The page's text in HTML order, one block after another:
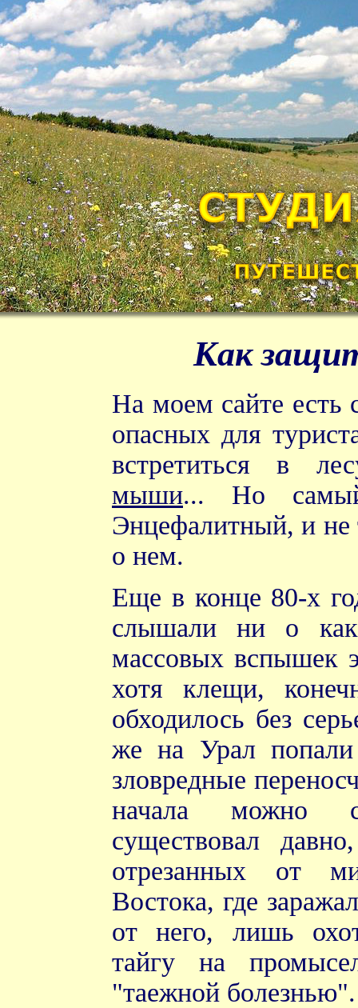
Как
На моем сайте есть
опасных для
встретиться в
мыши... Но
Энцефалитный, и не
о нем.
Еще в конце 80-х
слышали ни о
массовых вспышек
хотя клещи,
обходилось без
же на Урал
зловредные
начала можно
существовал
отрезанных от
Востока, где
от него, лишь
тайгу на
"таежной болезнью".